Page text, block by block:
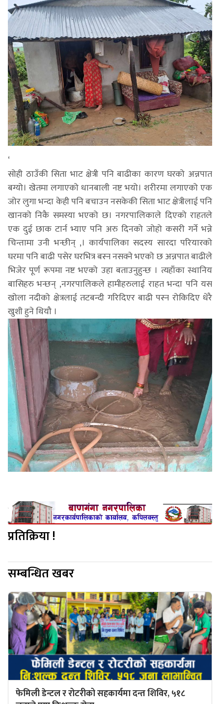
‘
सोही ठाउँकी सिता भाट क्षेत्री पनि बाढीका कारण घरको अन्नपात
बग्यो। खेतमा लगाएको धानबाली नष्ट भयो। शरीरमा लगाएको एक
जोर लुगा भन्दा केही पनि बचाउन नसकेकी सिता भाट क्षेत्रीलाई पनि
खानको निकै समस्या भएको छ। नगरपालिकाले दिएको राहतले
एक दुई छाक टार्न भ्याए पनि अरु दिनको जोहो कसरी गर्ने भन्ने
चिन्तामा उनी भन्छीन् ,। कार्यपालिका सदस्य सारदा परियारको
घरमा पनि बाढी पसेर घरभित्र बस्न नसक्ने भएको छ अन्नपात बाढीले
भिजेर पूर्ण रूपमा नष्ट भएको उहा बताउनुहुन्छ । त्यहाँका स्थानिय
बासिहरु भन्छन् ,नगरपालिकले हामीहरुलाई राहत भन्दा पनि यस
खोला नदीको क्षेत्रलाई तटबन्दी गरिदिएर बाढी पस्न रोकिदिए धेरै
खुशी हुने थियौ ।
प्रतिक्रिया !
सम्बन्धित खबर
फेमिली डेन्टल र रोटरीको सहकार्यमा दन्त शिविर, ५१८